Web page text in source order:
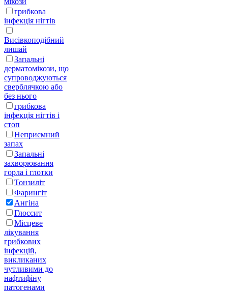
грибкова
інфекція нігтів
Висівкоподібний
лишай
Запальні
дерматомікози, що
супроводжуються
сверблячкою або
без нього
грибкова
інфекція нігтів і
стоп
Неприємний
запах
Запальні
захворювання
горла і глотки
Тонзиліт
Фарингіт
Ангіна
Глоссит
Місцеве
лікування
грибкових
інфекцій,
викликаних
чутливими до
нафтифіну
патогенами